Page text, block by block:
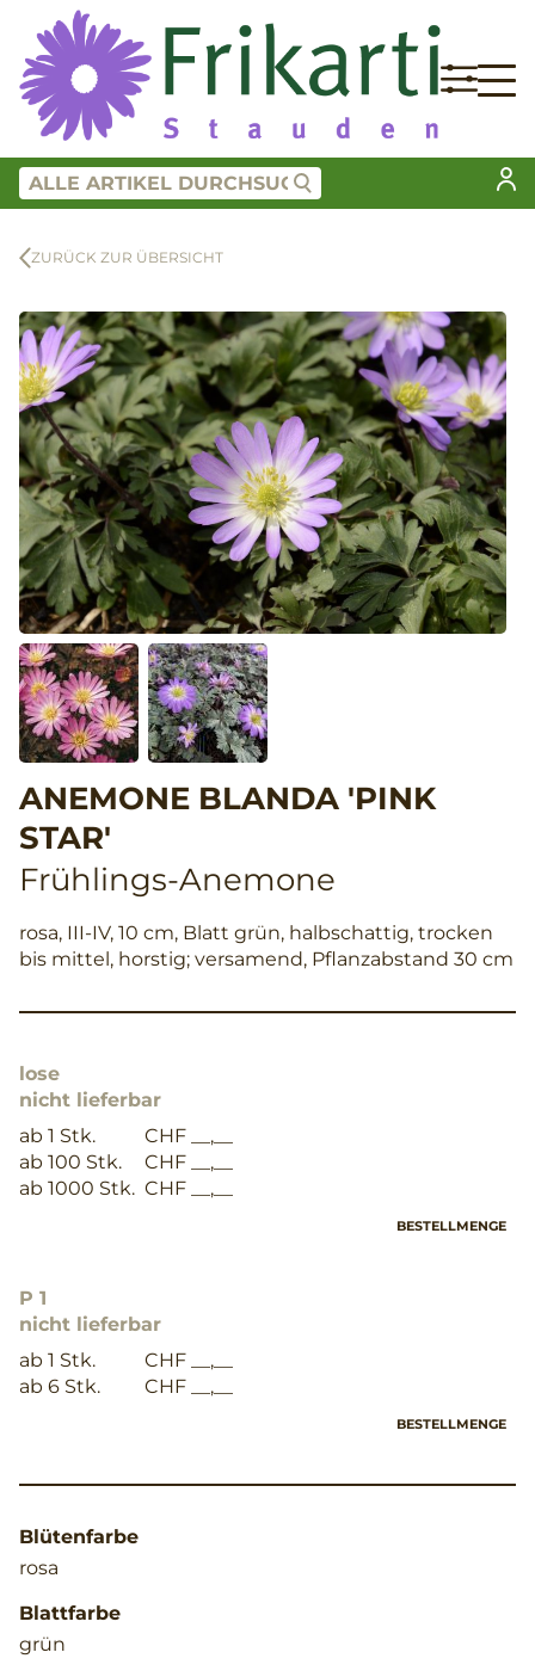
ZURÜCK ZUR ÜBERSICHT
ANEMONE BLANDA 'PINK
STAR'
Frühlings-Anemone
rosa, III-IV, 10 cm, Blatt grün, halbschattig, trocken
bis mittel, horstig; versamend, Pflanzabstand 30 cm
lose
nicht lieferbar
ab 1 Stk.
CHF __,__
ab 100 Stk.
CHF __,__
ab 1000 Stk. CHF __,__
BESTELLMENGE
P 1
nicht lieferbar
ab 1 Stk.
CHF __,__
ab 6 Stk.
CHF __,__
BESTELLMENGE
Blütenfarbe
rosa
Blattfarbe
grün